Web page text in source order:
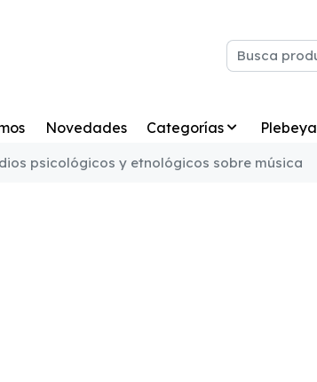
Novedades Categorías Plebeya
psicológicos y etnológicos sobre música